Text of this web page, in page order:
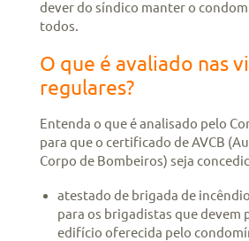
dever do síndico manter o
todos.
O que é avaliado nas
regulares?
Entenda o que é analisado pelo
para que o certificado de AVCB
Corpo de Bombeiros) seja
atestado de brigada de
para os brigadistas que devem
edifício oferecida pelo